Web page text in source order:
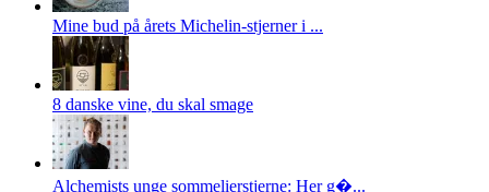
Mine bud på årets Michelin-stjerner i ...
8 danske vine, du skal smage
Alchemists unge sommelierstjerne: Her g�...